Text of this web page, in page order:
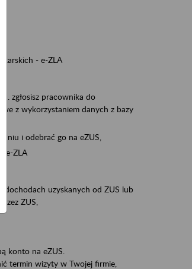
- e-ZLA
zgłosisz pracownika do
z wykorzystaniem danych z bazy
i odebrać go na eZUS,
e-ZLA
dochodach uzyskanych od ZUS lub
ZUS,
konto na eZUS.
termin wizyty w Twojej firmie,